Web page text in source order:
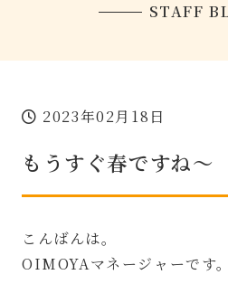
STAFF
2023年02月18日
もうすぐ春ですね〜
こんばんは。
OIMOYAマネージャーです。